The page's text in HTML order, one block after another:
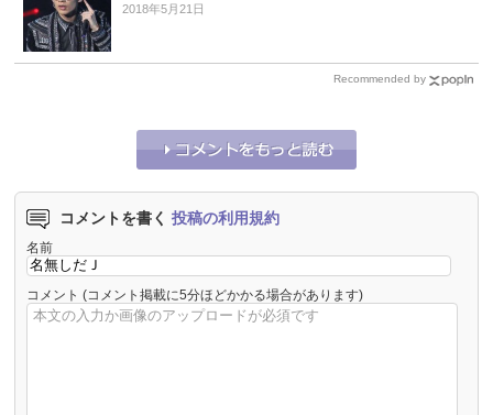
2018年5月21日
Recommended by
コメントを書く 投稿の利用規約
名前
コメント (コメント掲載に5分ほどかかる場合があります)